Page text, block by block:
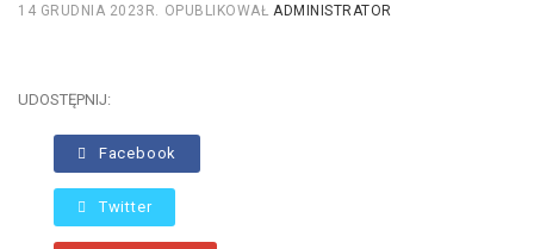
14 GRUDNIA 2023R. OPUBLIKOWAŁ ADMINISTRATOR
UDOSTĘPNIJ:
Facebook
Twitter